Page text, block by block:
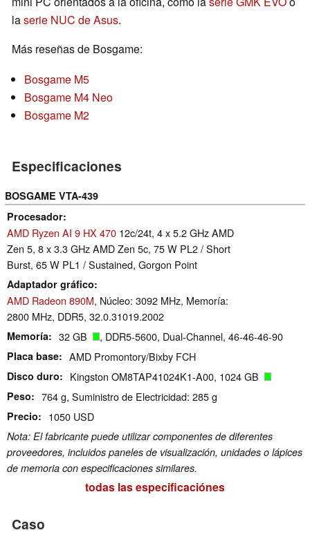
laserie NUC de Asus.
Más reseñas de Bosgame:
Bosgame M5
Bosgame M4 Neo
Bosgame M2
Especificaciones
BOSGAME VTA-439
Procesador
AMD Ryzen AI 9 HX 470 12c/24t, 4 x 5.2 GHz AMD
Zen 5, 8 x 3.3 GHz AMD Zen 5c, 75 W PL2 / Short
Burst, 65 W PL1 / Sustained, Gorgon Point
Adaptador gráfico
AMD Radeon 890M, Núcleo: 3092 MHz, Memoría:
2800 MHz, DDR5, 32.0.31019.2002
Memoría 32 GB , DDR5-5600, Dual-Channel, 46-46-46-90
Placa base AMD Promontory/Bixby FCH
Disco duro Kingston OM8TAP41024K1-A00, 1024 GB
Peso 764 g, Suministro de Electricidad: 285 g
Precio 1050 USD
Nota: El fabricante puede utilizar componentes de diferentes
proveedores, incluidos paneles de visualización, unidades o lápices
de memoria con especificaciones similares.
todas las especificaciónes
Caso